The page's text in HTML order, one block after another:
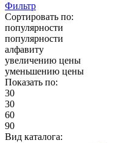
Фильтр
Сортировать по:
популярности
популярности
алфавиту
увеличению цены
уменьшению цены
Показать по:
30
30
60
90
Вид каталога: